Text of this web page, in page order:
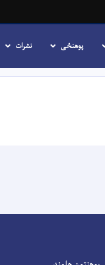
پوهنځی نشرات